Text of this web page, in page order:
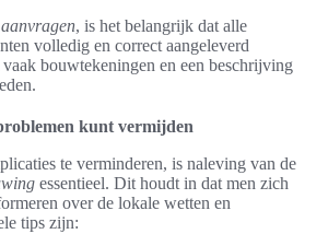
, is het belangrijk dat alle
volledig en correct aangeleverd
bouwtekeningen en een beschrijving
kunt vermijden
te verminderen, is naleving van de
essentieel. Dit houdt in dat men zich
over de lokale wetten en
tips zijn: